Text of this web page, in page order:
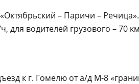
– Паричи – Речица».
для водителей грузового – 70
к г. Гомелю от а/д М-8